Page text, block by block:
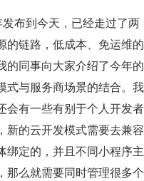
布到今天，已经走过了两
的链路，低成本、免运维的
的同事向大家介绍了今年的
式与服务商场景的结合。我
会有一些有别于个人开发者
新的云开发模式需要去兼容
绑定的，并且不同小程序主
那么就需要同时管理很多个